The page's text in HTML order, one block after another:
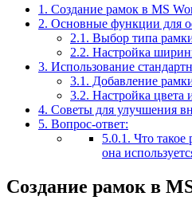
1. Создание рамок в MS
2. Основные функции для
2.1. Выбор типа
2.2. Настройка
3. Использование
3.1. Добавление
3.2. Настройка цвета
4. Советы для улучшения
5. Вопрос-ответ:
5.0.1. Что такое
она
Создание рамок в